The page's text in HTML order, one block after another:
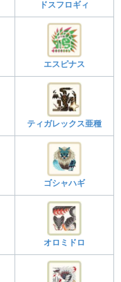
ドスフロギィ
エスピナス
ティガレックス亜種
ゴシャハギ
オロミドロ